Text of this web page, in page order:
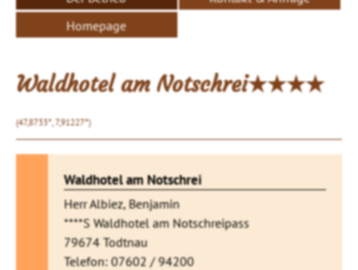
Homepage
Waldhotel am Notschrei★★★★
(47,8733°, 7,91227°)
Waldhotel am Notschrei
Herr Albiez, Benjamin
****S Waldhotel am Notschreipass
79674 Todtnau
Telefon: 07602 / 94200